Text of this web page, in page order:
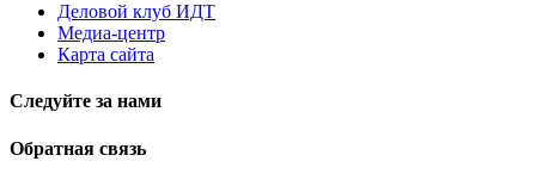
Деловой клуб ИДТ
Медиа-центр
Карта сайта
Следуйте за нами
Обратная связь